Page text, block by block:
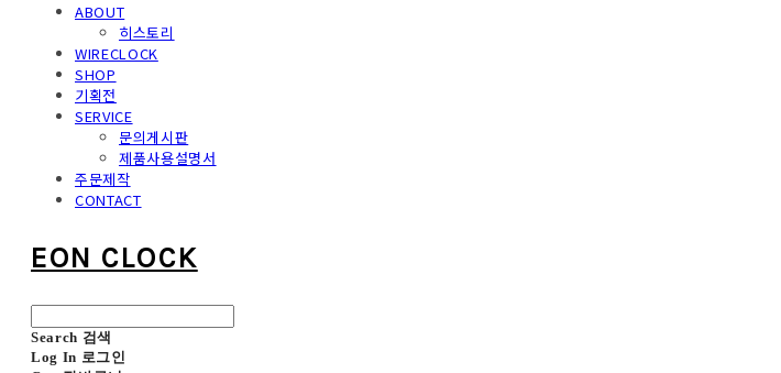
ABOUT
히스토리
WIRECLOCK
SHOP
기획전
SERVICE
문의게시판
제품사용설명서
주문제작
CONTACT
EON CLOCK
Search 검색
Log In 로그인